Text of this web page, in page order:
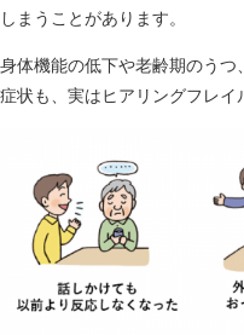
しまうことがあります。
身体機能の低下や老齢期のう
症状も、実はヒアリングフレイ